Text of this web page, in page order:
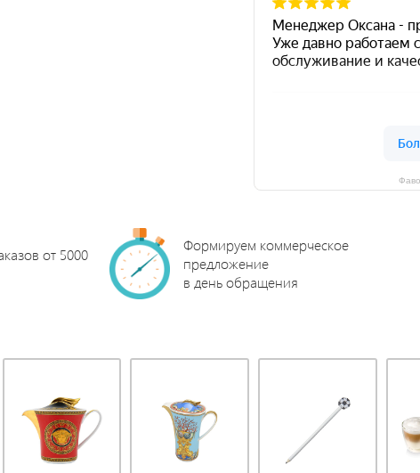
от 5000
Формируем коммерческое
предложение
в день обращения